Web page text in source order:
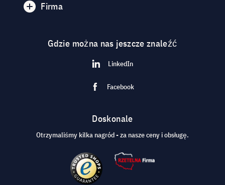
Firma
Gdzie można nas jeszcze znaleźć
LinkedIn
Facebook
Doskonale
Otrzymaliśmy kilka nagród - za nasze ceny i obsługę.